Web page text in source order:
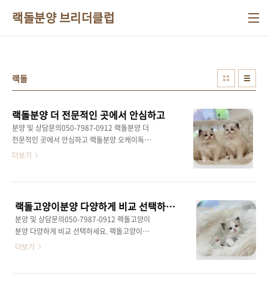
랙돌분양 브리더클럽
랙돌
랙돌분양 더 전문적인 곳에서 안심하고
분양 및 상담문의050-7987-0912 랙돌분양 더
전문적인 곳에서 안심하고 랙돌분양 오케이독
정보를 찾는 분들은 랙돌이라는 품종이 가진 생
이 중요해요. 랙돌은 이름 그대로 안으면 힘을 빼
는 듯한 부드러운 성향으로 잘 알려진 고양이에
요. 전반적으로 긴장도가 낮고 사람의 손길에 대
한 거부감이 적어 가정 내에서 안정적인 동반이
가능한 품종으로 자주 언급돼요. 체형은 중대형
러운 편이에요. 점프나 급격한 활동보다는 바닥
더보기
랙돌고양이분양 다양하게 비교 선택하세요.
분양 및 상담문의050-7987-0912 랙돌고양이
분양 다양하게 비교 선택하세요. 랙돌고양이분
양 오케이독을 검색하는 분들은 품종의 성향과
더보기